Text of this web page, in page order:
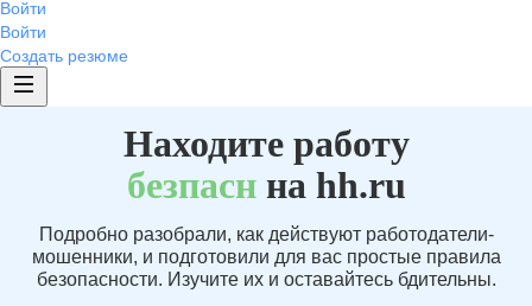
Войти
Войти
Создать резюме
Находите работу
безпаснна hh.ru
Подробно разобрали, как действуют работодатели-
мошенники, и подготовили для вас простые правила
безопасности. Изучите их и оставайтесь бдительны.